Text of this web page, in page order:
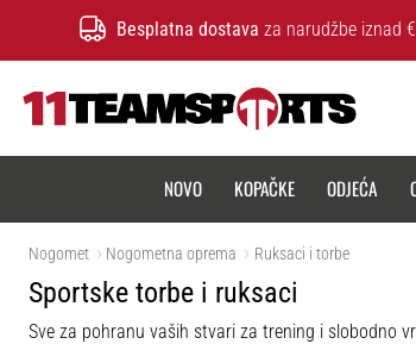
Besplatna dostava za narudžbe iznad
NOVO KOPAČKE ODJEĆA
Nogomet Nogometna oprema Ruksaci i torbe
Sportske torbe i ruksaci
Sve za pohranu vaših stvari za trening i slobodno